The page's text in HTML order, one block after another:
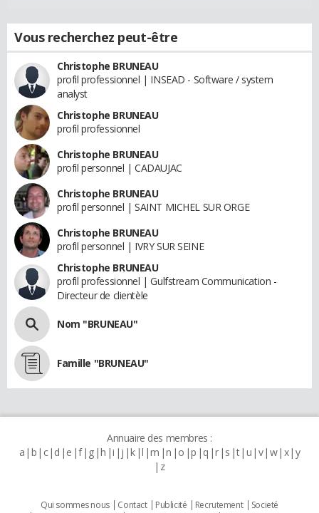
Vous recherchez peut-être
Christophe BRUNEAU
profil professionnel | INSEAD - Software / system
analyst
Christophe BRUNEAU
profil professionnel
Christophe BRUNEAU
profil personnel | CADAUJAC
Christophe BRUNEAU
profil personnel | SAINT MICHEL SUR ORGE
Christophe BRUNEAU
profil personnel | IVRY SUR SEINE
Christophe BRUNEAU
profil professionnel | Gulfstream Communication -
Directeur de clientèle
Nom "BRUNEAU"
Famille "BRUNEAU"
Annuaire des membres :
a b c d e f g h i j k l m n o p q r s t u v w x y
z
Qui sommes nous Contact Publicité Recrutement
Societé